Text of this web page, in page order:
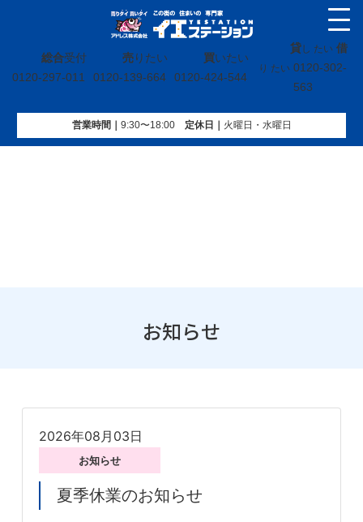
総合受付
0120-297-011
売りたい
0120-139-664
買いたい
0120-424-544
貸し たい 借
り たい 0120-302-
563
営業時間｜ 9:30〜18:00定休⽇｜ 火曜⽇・水曜⽇
イエステーション»お知らせ»お知らせ
お知らせ
2026年08月03日
お知らせ
夏季休業のお知らせ